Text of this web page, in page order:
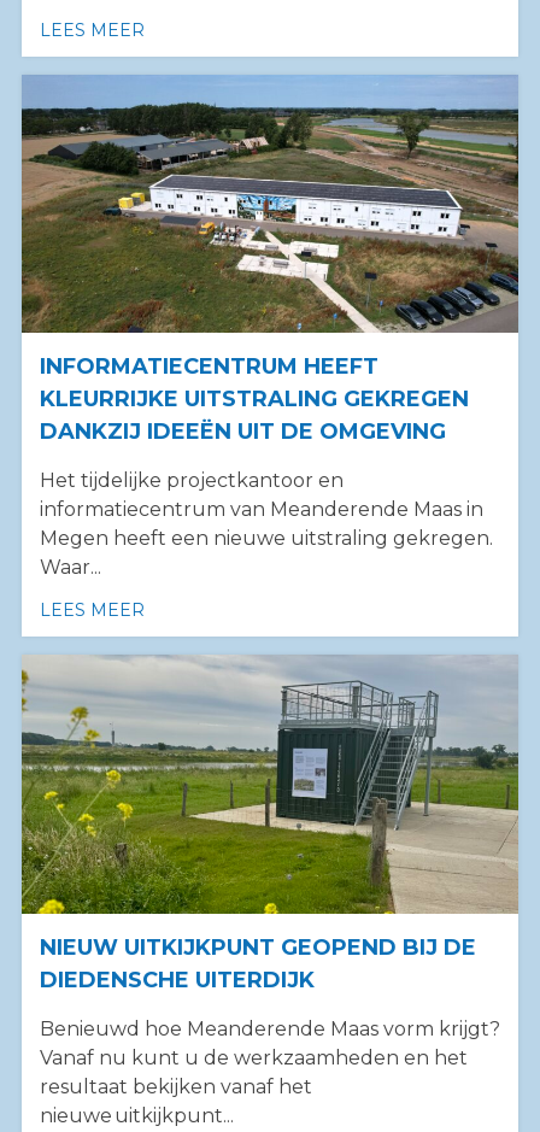
LEES MEEROVER VAKANTIEPERIODE EN
INFORMATIECENTRUM HEEFT
KLEURRIJKE UITSTRALING GEKREGEN
DANKZIJ IDEEËN UIT DE OMGEVING
Het tijdelijke projectkantoor en
informatiecentrum van Meanderende Maas in
Megen heeft een nieuwe uitstraling gekregen.
Waar...
LEES MEEROVER INFORMATIECENTRUM HEEFT
NIEUW UITKIJKPUNT GEOPEND BIJ DE
DIEDENSCHE UITERDIJK
Benieuwd hoe Meanderende Maas vorm krijgt?
Vanaf nu kunt u de werkzaamheden en het
resultaat bekijken vanaf het
nieuwe uitkijkpunt...